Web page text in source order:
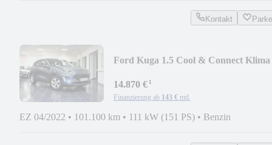
Kontakt
Ford Kuga 1.5 Cool & Connect Klima
14.870 €¹
Finanzierung ab 143 € mtl.
EZ 04/2022 • 101.100 km • 111 kW (151 PS) • Benzin